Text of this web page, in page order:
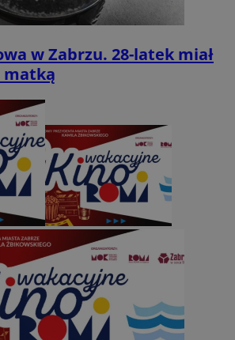
w Zabrzu. 28-latek miał
matką